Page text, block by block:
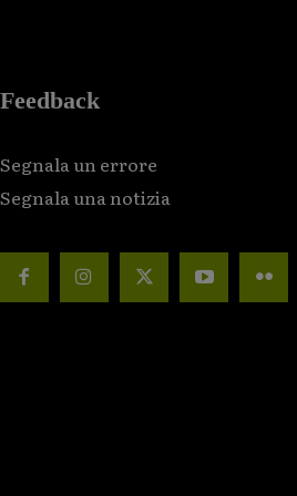
Feedback
Segnala un errore
Segnala una notizia